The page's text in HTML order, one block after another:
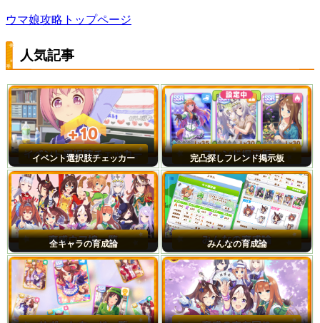
ウマ娘攻略トップページ
人気記事
イベント選択肢チェッカー 完凸探しフレンド掲示板
全キャラの育成論 みんなの育成論